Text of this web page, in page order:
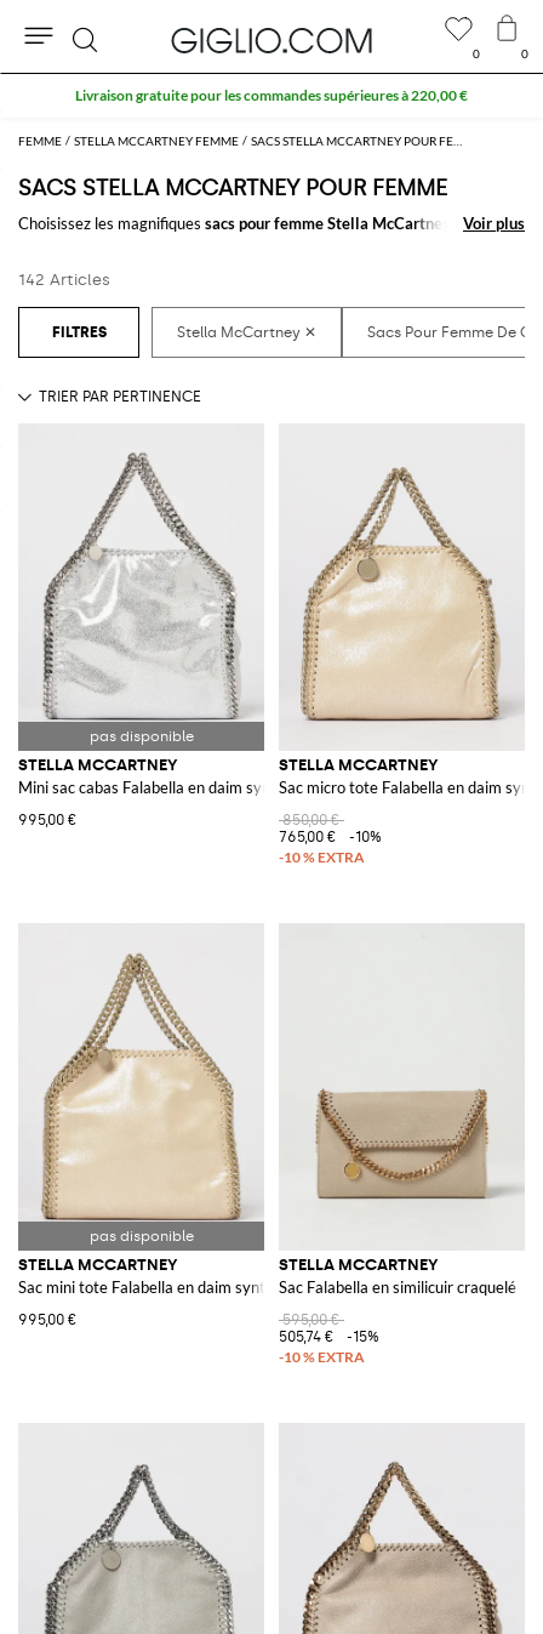
FEMME STELLA MCCARTNEY FEMME
SACS STELLA MCCARTNEY POUR FEMME
Choisissez les magnifiques sacs pour femme Stella McCartney
pour
acheter en ligne vous allierez comfort et style en un seul clic.
Découvrez les dernières collections desacs Stella McCartney femme en
Voir plus
Voir plus
142 Articles
STELLA MCCARTNEY
Mini sac cabas Falabella en daim synthétique craquelé laminé
995,00 €
STELLA MCCARTNEY
Sac micro tote Falabella en daim
850,00 €
765,00 €
-10%
STELLA MCCARTNEY
Sac mini tote Falabella en daim synthétique craquelé
995,00 €
STELLA MCCARTNEY
Sac Falabella en similicuir craquelé
595,00 €
505,74 €
-15%
0 0
Rechercher
10 % supplémentaires sur les SOLDES